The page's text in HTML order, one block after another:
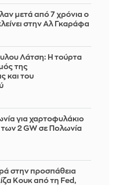
μετά από 7 χρόνια ο
στην Αλ Γκαράφα
Λάτση: Η τούρτα
της
και του
για χαρτοφυλάκιο
2 GW σε Πολωνία
στην προσπάθεια
Κουκ από τη Fed,